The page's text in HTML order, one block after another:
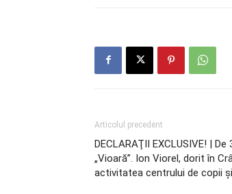
Articolul precedent
DECLARAŢII EXCLUSIVE! | De
„Vioară”. Ion Viorel, dorit în
activitatea centrului de copii